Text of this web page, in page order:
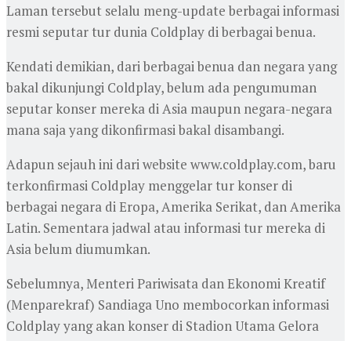
Laman tersebut selalu meng-update berbagai informasi
resmi seputar tur dunia Coldplay di berbagai benua.
Kendati demikian, dari berbagai benua dan negara yang
bakal dikunjungi Coldplay, belum ada pengumuman
seputar konser mereka di Asia maupun negara-negara
mana saja yang dikonfirmasi bakal disambangi.
Adapun sejauh ini dari website www.coldplay.com, baru
terkonfirmasi Coldplay menggelar tur konser di
berbagai negara di Eropa, Amerika Serikat, dan Amerika
Latin. Sementara jadwal atau informasi tur mereka di
Asia belum diumumkan.
Sebelumnya, Menteri Pariwisata dan Ekonomi Kreatif
(Menparekraf) Sandiaga Uno membocorkan informasi
Coldplay yang akan konser di Stadion Utama Gelora